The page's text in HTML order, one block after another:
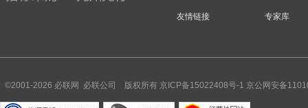
友情链接 专家库
©2001-2026 必联网 必联公司 版权所有 京ICP备15022408号-1 京公网安备